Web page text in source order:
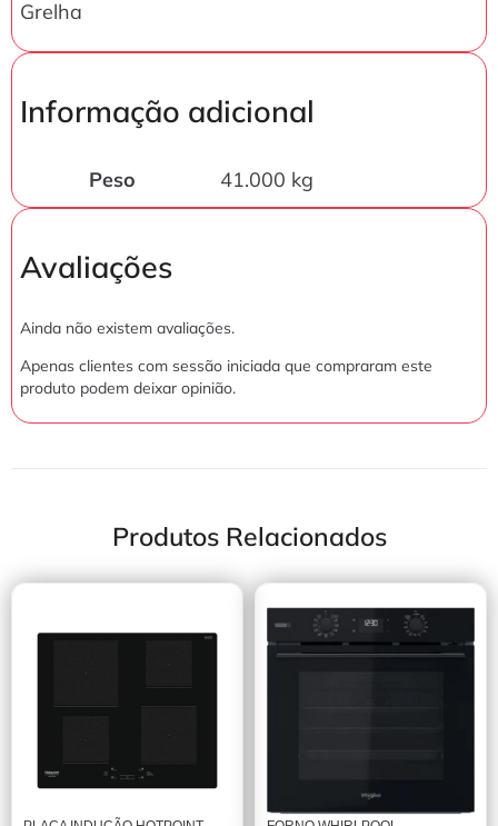
Grelha
Informação adicional
Peso 41.000 kg
Avaliações
Ainda não existem avaliações.
Apenas clientes com sessão iniciada que compraram este
produto podem deixar opinião.
Produtos Relacionados